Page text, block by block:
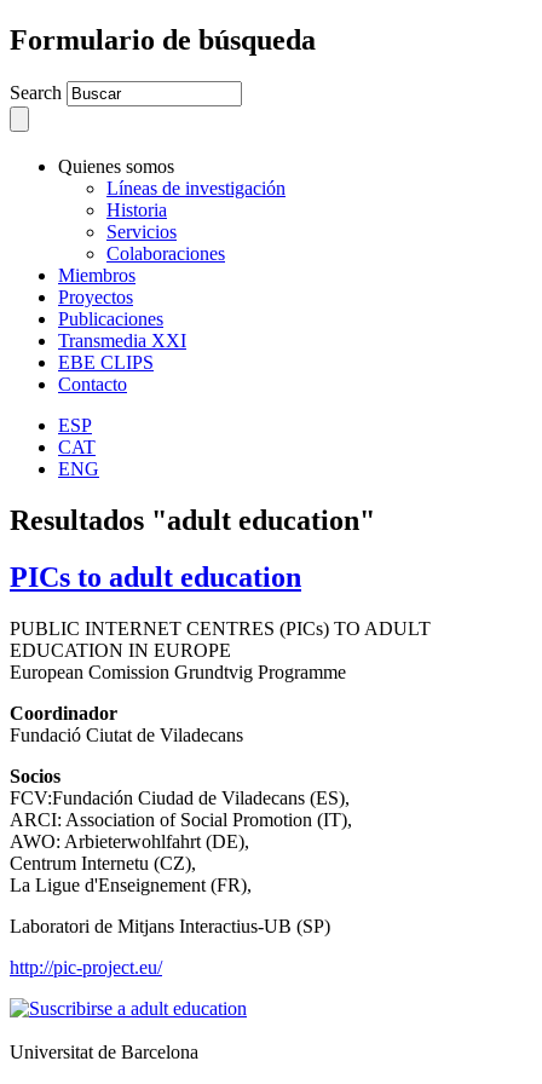
Formulario de búsqueda
Search
Quienes somos
Líneas de investigación
Historia
Servicios
Colaboraciones
Miembros
Proyectos
Publicaciones
Transmedia XXI
EBE CLIPS
Contacto
ESP
CAT
ENG
Resultados "adult education"
PICs to adult education
PUBLIC INTERNET CENTRES (PICs) TO ADULT
EDUCATION IN EUROPE
European Comission Grundtvig Programme
Coordinador
Fundació Ciutat de Viladecans
Socios
FCV:Fundación Ciudad de Viladecans (ES),
ARCI: Association of Social Promotion (IT),
AWO: Arbieterwohlfahrt (DE),
Centrum Internetu (CZ),
La Ligue d'Enseignement (FR),
Laboratori de Mitjans Interactius-UB (SP)
http://pic-project.eu/
Universitat de Barcelona